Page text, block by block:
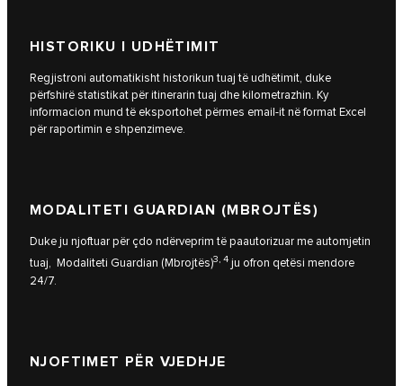
HISTORIKU I UDHËTIMIT
Regjistroni automatikisht historikun tuaj të udhëtimit, duke
përfshirë statistikat për itinerarin tuaj dhe kilometrazhin. Ky
informacion mund të eksportohet përmes email-it në format Excel
për raportimin e shpenzimeve.
MODALITETI GUARDIAN (MBROJTËS)
Duke ju njoftuar për çdo ndërveprim të paautorizuar me automjetin
tuaj, Modaliteti Guardian (Mbrojtës)3, 4 ju ofron qetësi mendore
24/7.
NJOFTIMET PËR VJEDHJE